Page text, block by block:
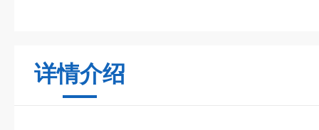
详情介绍